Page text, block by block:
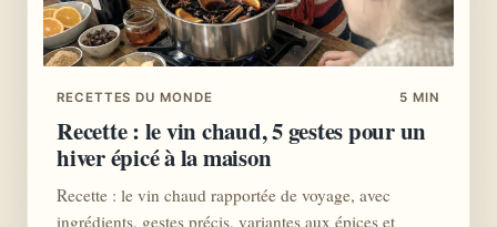
RECETTES DU MONDE 5 MIN
Recette : le vin chaud, 5 gestes pour un
hiver épicé à la maison
Recette : le vin chaud rapportée de voyage, avec
ingrédients, gestes précis, variantes aux épices et